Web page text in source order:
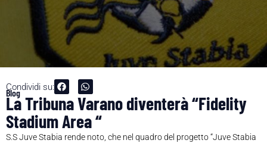
Condividi su:
Blog
La Tribuna Varano diventerà “Fidelity
Stadium Area “
S.S Juve Stabia rende noto, che nel quadro del progetto “Juve Stabia